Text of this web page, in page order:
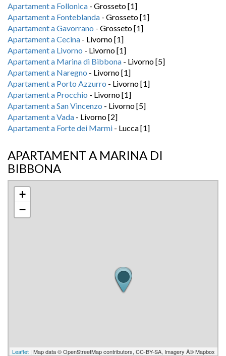
Apartament a Follonica - Grosseto [1]
Apartament a Fonteblanda - Grosseto [1]
Apartament a Gavorrano - Grosseto [1]
Apartament a Cecina - Livorno [1]
Apartament a Livorno - Livorno [1]
Apartament a Marina di Bibbona - Livorno [5]
Apartament a Naregno - Livorno [1]
Apartament a Porto Azzurro - Livorno [1]
Apartament a Procchio - Livorno [1]
Apartament a San Vincenzo - Livorno [5]
Apartament a Vada - Livorno [2]
Apartament a Forte dei Marmi - Lucca [1]
APARTAMENT A MARINA DI
BIBBONA
+
−
Leaflet | Map data © OpenStreetMap contributors, CC-BY-SA, Imagery Â© Mapbox